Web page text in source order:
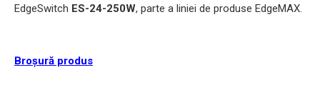
EdgeSwitch ES-24-250W, parte a liniei de produse EdgeMAX.
Broșură produs